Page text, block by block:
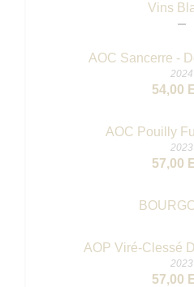
Vins
AOC Sancerre -
2024
54,00
AOC Pouilly
2023
57,00
AOP Viré-Clessé
2023
57,00